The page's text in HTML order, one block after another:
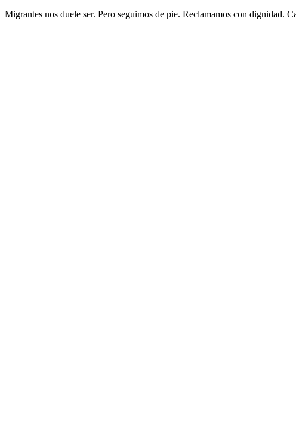
Migrantes nos duele ser. Pero seguimos de pie. Reclamamos con dignidad.